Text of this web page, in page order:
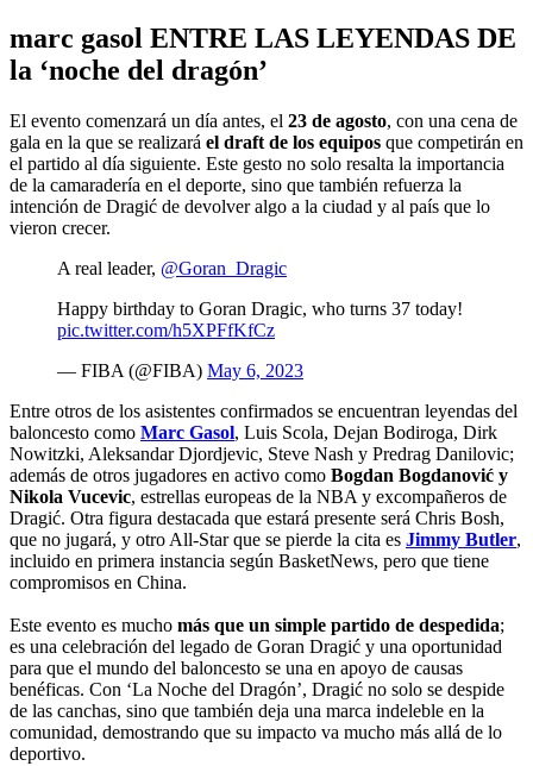
marc gasol ENTRE LAS LEYENDAS DE
la ‘noche del dragón’
El evento comenzará un día antes, el 23 de agosto, con una cena de
gala en la que se realizará el draft de los equipos que competirán en
el partido al día siguiente. Este gesto no solo resalta la importancia
de la camaradería en el deporte, sino que también refuerza la
intención de Dragić de devolver algo a la ciudad y al país que lo
vieron crecer.
A real leader, @Goran_Dragic
Happy birthday to Goran Dragic, who turns 37 today!
pic.twitter.com/h5XPFfKfCz
— FIBA (@FIBA) May 6, 2023
Entre otros de los asistentes confirmados se encuentran leyendas del
baloncesto como Marc Gasol, Luis Scola, Dejan Bodiroga, Dirk
Nowitzki, Aleksandar Djordjevic, Steve Nash y Predrag Danilovic;
además de otros jugadores en activo como Bogdan Bogdanović y
Nikola Vucevic, estrellas europeas de la NBA y excompañeros de
Dragić. Otra figura destacada que estará presente será Chris Bosh,
que no jugará, y otro All-Star que se pierde la cita es Jimmy Butler,
incluido en primera instancia según BasketNews, pero que tiene
compromisos en China.
Este evento es mucho más que un simple partido de despedida;
es una celebración del legado de Goran Dragić y una oportunidad
para que el mundo del baloncesto se una en apoyo de causas
benéficas. Con ‘La Noche del Dragón’, Dragić no solo se despide
de las canchas, sino que también deja una marca indeleble en la
comunidad, demostrando que su impacto va mucho más allá de lo
deportivo.